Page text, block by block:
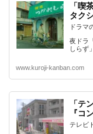
「喫
タク
ドラマ
夜ドラ
しらず
www.kuroji-kanban.com
「テ
『コ
テレビ